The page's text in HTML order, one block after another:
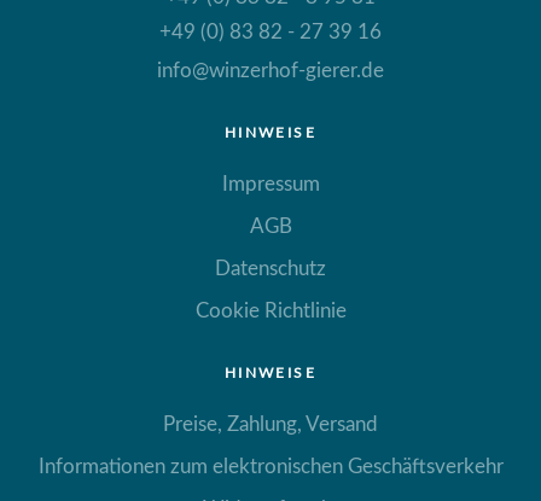
+49 (0) 83 82 - 27 39 16
info@winzerhof-gierer.de
HINWEISE
Impressum
AGB
Datenschutz
Cookie Richtlinie
HINWEISE
Preise, Zahlung, Versand
Informationen zum elektronischen Geschäftsverkehr